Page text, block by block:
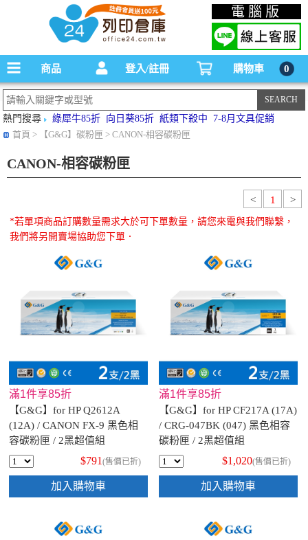
碳粉匣，墨水匣,原廠碳粉匣，副廠碳粉匣，環保碳粉匣,連續供墨印表機-office24列印
倉庫線上購物手機版
電腦版
商品 登入/註冊 購物車 0
熱門搜尋 綠犀牛85折 向日葵85折 紙類下殺中
7-8月文具促銷
首頁 > 【G&G】碳粉匣 > CANON-相容碳粉匣
CANON-相容碳粉匣
< 1 >
*若單項商品訂購數量需求大於可下單數量，請您來電與我們聯繫，
我們將另開賣場協助您下單．
滿1件享85折
【G&G】for HP Q2612A
(12A) / CANON FX-9 黑色相
容碳粉匣 / 2黑超值組
$791(售價已折)
加入購物車
滿1件享85折
【G&G】for HP CF217A (17A)
/ CRG-047BK (047) 黑色相容
碳粉匣 / 2黑超值組
$1,020(售價已折)
加入購物車